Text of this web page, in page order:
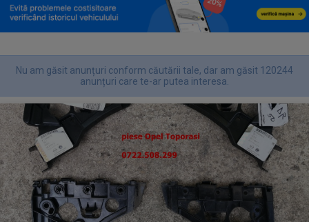
Nu am găsit anunțuri conform căutării tale, dar am găsit 120244
anunțuri care te-ar putea interesa.